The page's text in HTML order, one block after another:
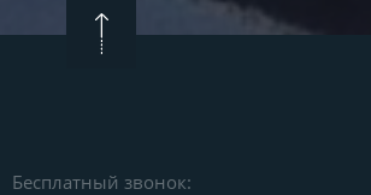
Бесплатный звонок: